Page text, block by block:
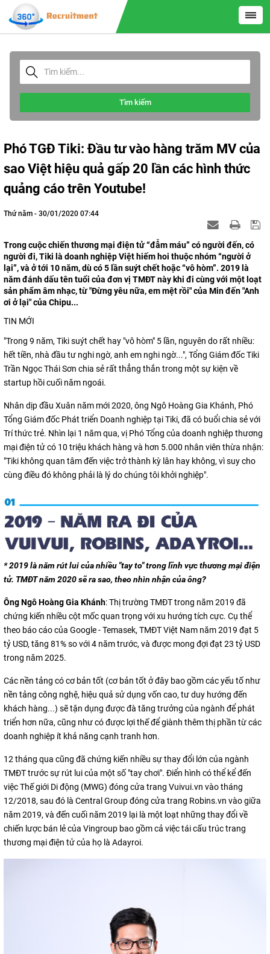
Tìm kiếm
Phó TGĐ Tiki: Đầu tư vào hàng trăm MV của
sao Việt hiệu quả gấp 20 lần các hình thức
quảng cáo trên Youtube!
Thứ năm - 30/01/2020 07:44
Trong cuộc chiến thương mại điện tử “đẫm máu” có người đến, có
người đi, Tiki là doanh nghiệp Việt hiếm hoi thuộc nhóm “người ở
lại”, và ở tới 10 năm, dù có 5 lần suýt chết hoặc “vô hòm”. 2019 là
năm đánh dấu tên tuổi của đơn vị TMĐT này khi đi cùng với một loạt
sản phẩm âm nhạc, từ "Đừng yêu nữa, em mệt rồi" của Min đến "Anh
ơi ở lại" của Chipu...
TIN MỚI
"Trong 9 năm, Tiki suýt chết hay "vô hòm" 5 lần, nguyên do rất nhiều:
hết tiền, nhà đầu tư nghi ngờ, anh em nghi ngờ...", Tổng Giám đốc Tiki
Trần Ngọc Thái Sơn chia sẻ rất thẳng thắn trong một sự kiện về
startup hồi cuối năm ngoái.
Nhân dịp đầu Xuân năm mới 2020, ông Ngô Hoàng Gia Khánh, Phó
Tổng Giám đốc Phát triển Doanh nghiệp tại Tiki, đã có buổi chia sẻ với
Trí thức trẻ. Nhìn lại 1 năm qua, vị Phó Tổng của doanh nghiệp thương
mại điện tử có 10 triệu khách hàng và hơn 5.000 nhân viên thừa nhận:
"Tiki không quan tâm đến việc trở thành kỳ lân hay không, vì suy cho
cùng điều đó không phải là lý do chúng tôi khởi nghiệp".
* 2019 là năm rút lui của nhiều "tay to" trong lĩnh vực thương mại điện
tử. TMĐT năm 2020 sẽ ra sao, theo nhìn nhận của ông?
Ông Ngô Hoàng Gia Khánh: Thị trường TMĐT trong năm 2019 đã
chứng kiến nhiều cột mốc quan trọng với xu hướng tích cực. Cụ thể
theo báo cáo của Google - Temasek, TMĐT Việt Nam năm 2019 đạt 5
tỷ USD, tăng 81% so với 4 năm trước, và được mong đợi đạt 23 tỷ USD
trong năm 2025.
Các nền tảng có cơ bản tốt (cơ bản tốt ở đây bao gồm các yếu tố như
nền tảng công nghệ, hiệu quả sử dụng vốn cao, tư duy hướng đến
khách hàng...) sẽ tận dụng được đà tăng trưởng của ngành để phát
triển hơn nữa, cũng như có được lợi thế để giành thêm thị phần từ các
doanh nghiệp ít khả năng cạnh tranh hơn.
12 tháng qua cũng đã chứng kiến nhiều sự thay đổi lớn của ngành
TMĐT trước sự rút lui của một số "tay chơi". Điển hình có thể kể đến
việc Thế giới Di động (MWG) đóng cửa trang Vuivui.vn vào tháng
12/2018, sau đó là Central Group đóng cửa trang Robins.vn vào giữa
năm 2019, và đến cuối năm 2019 lại là một loạt những thay đổi về
chiến lược bán lẻ của Vingroup bao gồm cả việc tái cấu trúc trang
thương mại điện tử của họ là Adayroi.